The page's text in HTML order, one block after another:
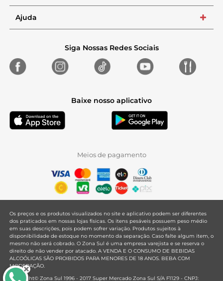
Ajuda +
Siga Nossas Redes Sociais
Baixe nosso aplicativo
Meios de pagamento
Os preços e os produtos visualizados no site e aplicativo podem ser diferentes
dos praticados em nossas lojas físicas. Os itens pesáveis possuem peso médio
em suas descrições, pois podem sofrer variação. Produtos sujeitos à
disponibilidade de estoque no momento da separação. Caso falte algum item, o
mesmo não será cobrado. O Zona Sul é uma empresa varejista e se reserva o
direito de não vender por atacado. A VENDA E O CONSUMO DE BEBIDAS
ALCOÓLICAS SÃO PROIBIDOS PARA MENORES DE 18 ANOS. BEBA COM
MODERAÇÃO.
Copyright© Zona Sul 1996 - 2017 Super Mercado Zona Sul S/A F1129 - CNPJ: